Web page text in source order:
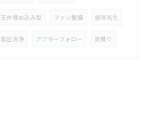
天井埋め込み型 ファン整備 経年劣化
高圧洗浄 アフターフォロー 見積り